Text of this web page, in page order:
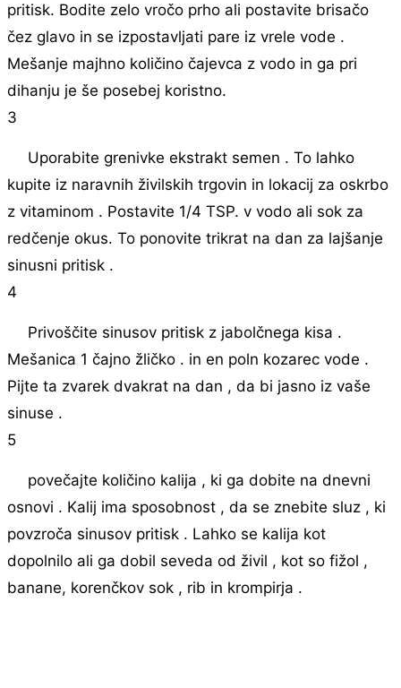
pritisk. Bodite zelo vročo prho ali postavite brisačo
čez glavo in se izpostavljati pare iz vrele vode .
Mešanje majhno količino čajevca z vodo in ga pri
dihanju je še posebej koristno.
3
Uporabite grenivke ekstrakt semen . To lahko
kupite iz naravnih živilskih trgovin in lokacij za oskrbo
z vitaminom . Postavite 1/4 TSP. v vodo ali sok za
redčenje okus. To ponovite trikrat na dan za lajšanje
sinusni pritisk .
4
Privoščite sinusov pritisk z jabolčnega kisa .
Mešanica 1 čajno žličko . in en poln kozarec vode .
Pijte ta zvarek dvakrat na dan , da bi jasno iz vaše
sinuse .
5
povečajte količino kalija , ki ga dobite na dnevni
osnovi . Kalij ima sposobnost , da se znebite sluz , ki
povzroča sinusov pritisk . Lahko se kalija kot
dopolnilo ali ga dobil seveda od živil , kot so fižol ,
banane, korenčkov sok , rib in krompirja .